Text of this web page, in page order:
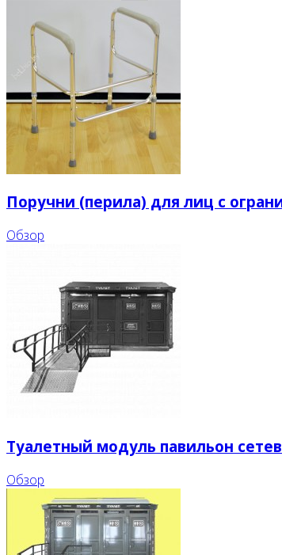
Поручни (перила) для лиц с
Обзор
Туалетный модуль павильон
Обзор